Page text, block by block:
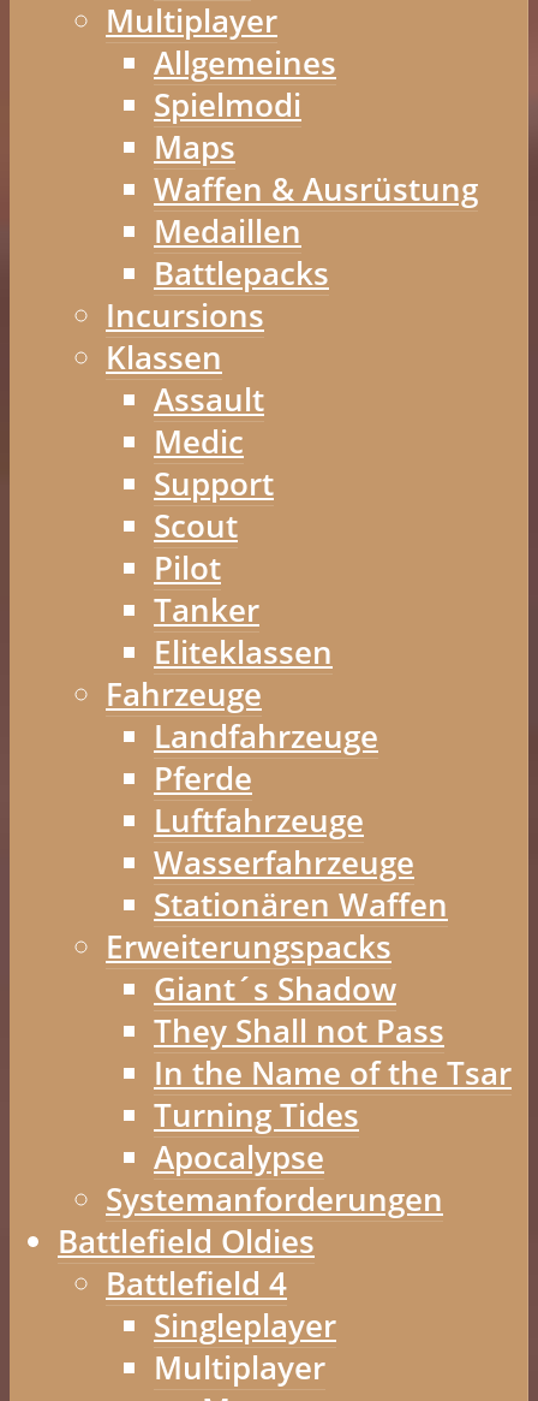
Multiplayer
Allgemeines
Spielmodi
Maps
Waffen & Ausrüstung
Medaillen
Battlepacks
Incursions
Klassen
Assault
Medic
Support
Scout
Pilot
Tanker
Eliteklassen
Fahrzeuge
Landfahrzeuge
Pferde
Luftfahrzeuge
Wasserfahrzeuge
Stationären Waffen
Erweiterungspacks
Giant´s Shadow
They Shall not Pass
In the Name of the Tsar
Turning Tides
Apocalypse
Systemanforderungen
Battlefield Oldies
Battlefield 4
Singleplayer
Multiplayer